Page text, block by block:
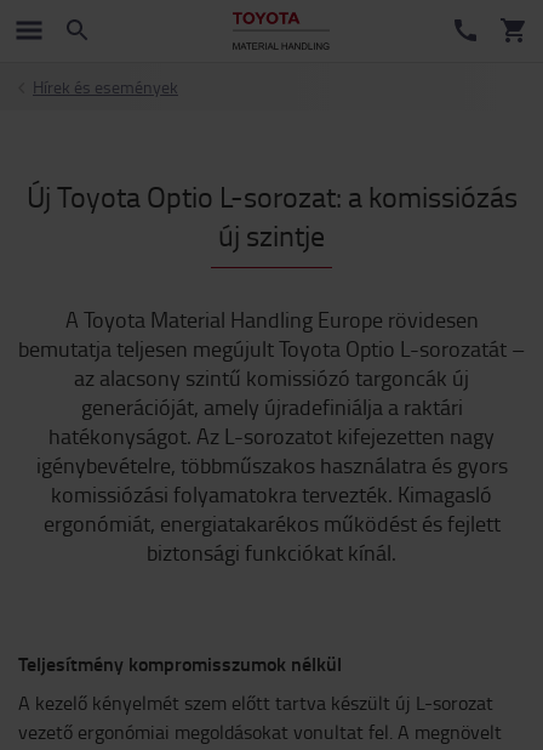
Hírek és események
Új Toyota Optio L-sorozat: a komissiózás
új szintje
A Toyota Material Handling Europe rövidesen
bemutatja teljesen megújult Toyota Optio L-sorozatát –
az alacsony szintű komissiózó targoncák új
generációját, amely újradefiniálja a raktári
hatékonyságot. Az L-sorozatot kifejezetten nagy
igénybevételre, többműszakos használatra és gyors
komissiózási folyamatokra tervezték. Kimagasló
ergonómiát, energiatakarékos működést és fejlett
biztonsági funkciókat kínál.
Teljesítmény kompromisszumok nélkül
A kezelő kényelmét szem előtt tartva készült új L-sorozat
vezető ergonómiai megoldásokat vonultat fel. A megnövelt